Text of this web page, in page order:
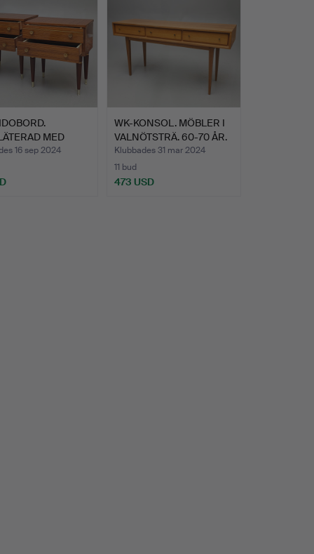
MED
MÄSS…
16 sep 2024
WK-KONSOL. MÖBLER I
VALNÖTSTRÄ. 60-70 ÅR.
Klubbades 31 mar 2024
11 bud
473 USD